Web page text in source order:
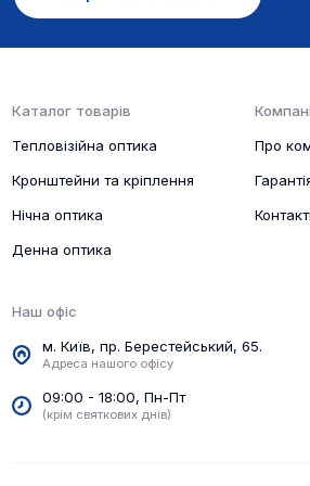
обстановку, стрілець точніше
вертикалі допоможуть
дистанціях. Дані
в полі зору.
Рекордер і Wi-Fi модуль значно
функціонал пристрою в
моделлю. Записуйте якісне відео
пострілів, робіть фото здобутих
Каталог товарів
Тепловізійна оптика
Кронштейни та кріплення
Нічна оптика
Денна оптика
Про
Наш офіс
м. Київ, пр. Берестейський, 65.
Адреса нашого офісу
09:00 - 18:00, Пн-Пт
(крім святкових днів)